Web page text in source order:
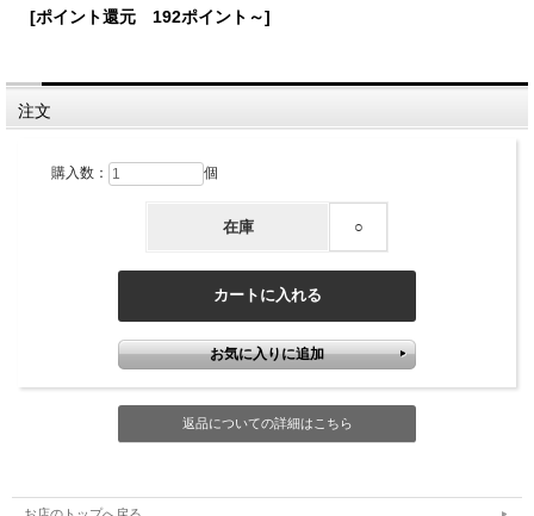
[ポイント還元 192ポイント～]
注文
購入数： 個
在庫 ○
返品についての詳細はこちら